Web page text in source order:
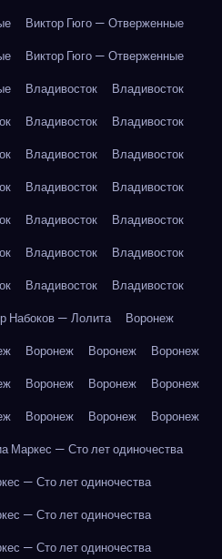
Виктор Гюго — Отверженные
Виктор Гюго — Отверженные
Владивосток
Владивосток
Владивосток
Владивосток
Владивосток
Владивосток
Владивосток
Владивосток
Владивосток
Владивосток
Владивосток
Владивосток
Владивосток
Владивосток
Набоков — Лолита
Воронеж
Воронеж Воронеж
Воронеж
Воронеж Воронеж
Воронеж
Воронеж Воронеж
Воронеж
Маркес — Сто лет одиночества
— Сто лет одиночества
— Сто лет одиночества
— Сто лет одиночества